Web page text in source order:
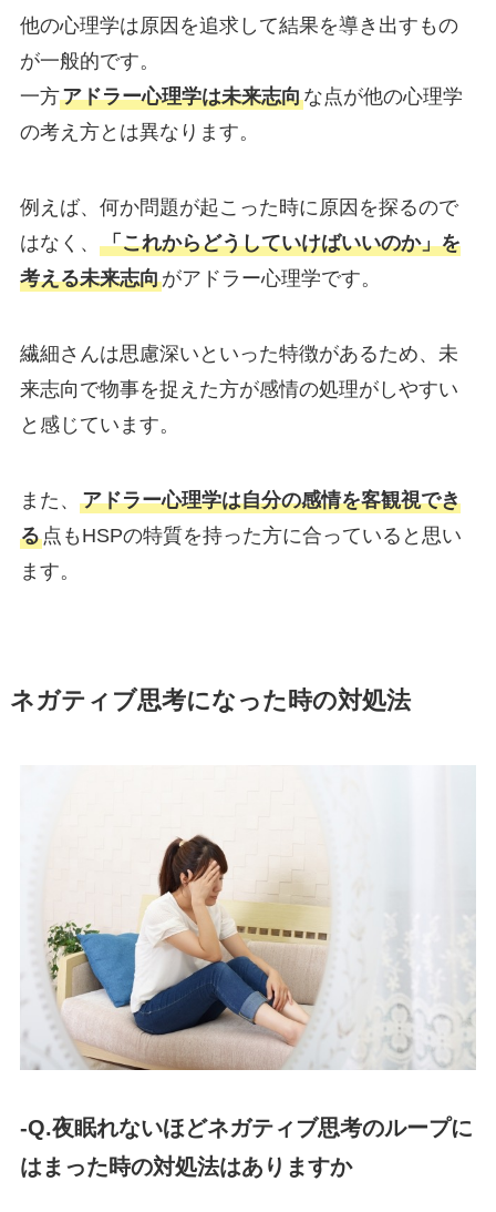
他の心理学は原因を追求して結果を導き出すもの
が一般的です。
一方アドラー心理学は未来志向な点が他の心理学
の考え方とは異なります。
例えば、何か問題が起こった時に原因を探るので
はなく、 「これからどうしていけばいいのか」を
考える未来志向がアドラー心理学です。
繊細さんは思慮深いといった特徴があるため、未
来志向で物事を捉えた方が感情の処理がしやすい
と感じています。
また、 アドラー心理学は自分の感情を客観視でき
る点もHSPの特質を持った方に合っていると思い
ます。
ネガティブ思考になった時の対処法
-Q.夜眠れないほどネガティブ思考のループに
はまった時の対処法はありますか